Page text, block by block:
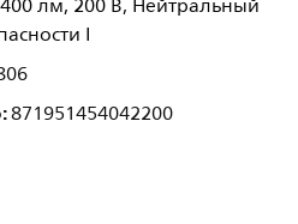
I
871951454042200